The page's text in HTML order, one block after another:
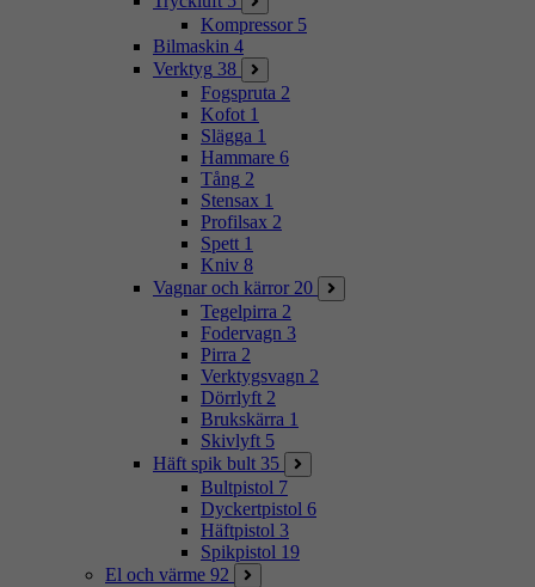
Kompressor 5
Bilmaskin 4
Verktyg 38
Fogspruta 2
Kofot 1
Slägga 1
Hammare 6
Tång 2
Stensax 1
Profilsax 2
Spett 1
Kniv 8
Vagnar och kärror 20
Tegelpirra 2
Fodervagn 3
Pirra 2
Verktygsvagn 2
Dörrlyft 2
Brukskärra 1
Skivlyft 5
Häft spik bult 35
Bultpistol 7
Dyckertpistol 6
Häftpistol 3
Spikpistol 19
El och värme 92